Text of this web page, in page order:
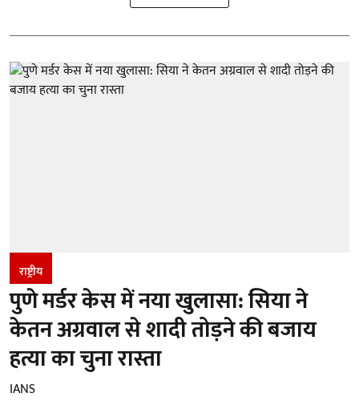
राष्ट्रीय
पुणे मर्डर केस में नया खुलासा: सिया ने
केतन अग्रवाल से शादी तोड़ने की बजाय
हत्या का चुना रास्ता
IANS